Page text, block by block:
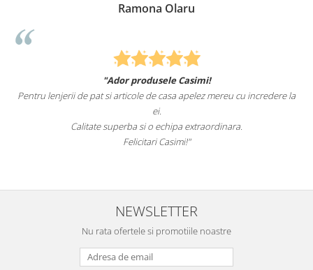
Ramona Olaru
"Ador produsele Casimi!
Pentru lenjerii de pat si articole de casa apelez mereu cu incredere la
ei.
Calitate superba si o echipa extraordinara.
Felicitari Casimi!"
NEWSLETTER
Nu rata ofertele si promotiile noastre